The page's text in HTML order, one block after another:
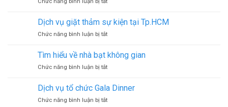
thuê
thanh
tại
Tp.Thủ
cho
thuê
ghế
gói
Dịch vụ giặt thảm sự kiện tại Tp.HCM
Chức năng bình luận bị tắtở
vụ
giặt
thảm
kiện
Tp.HCM
Tìm hiểu về nhà bạt không gian
Chức năng bình luận bị tắtở
hiểu
về
nhà
Dịch vụ tổ chức Gala Dinner
Chức năng bình luận bị tắtở